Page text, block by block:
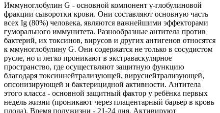
Иммуноглобулин G - основной компонент γ-глобулиновой
фракции сыворотки крови. Они составляют основную часть
всех Ig (80%) человека, являются важнейшими эффекторами
гуморального иммунитета. Разнообразные антитела против
бактерий, их токсинов, вирусов и других антигенов относятся
к ммуноглобулину G. Они содержатся не только в сосудистом
русле, но и легко проникают в экстраваскулярное
пространство, где осуществляют защитную функцию
благодаря токсиннейтрализующей, вируснейтрализующей,
опсонизирующей и бактерицидной активности. Антитела
этого класса - основной защитный фактор у ребёнка первых
недель жизни (проникают через плацентарный барьер в кровь
плода). Время полужизни - 21-24 дня. Активируют